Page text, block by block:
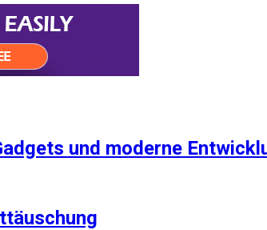
und moderne